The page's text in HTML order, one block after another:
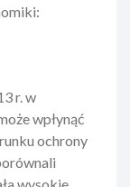
r. w
wpłynąć
ochrony
wysokie